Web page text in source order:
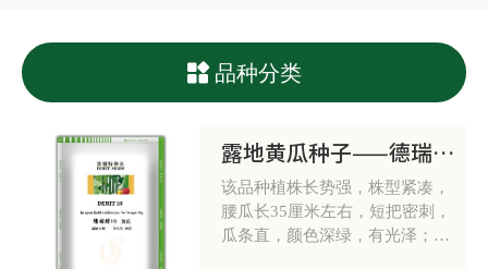
品种分类
露地黄瓜种子——德瑞特10
该品种植株长势强，株型紧凑，
腰瓜长35厘米左右，短把密刺，
瓜条直，颜色深绿，有光泽；抗